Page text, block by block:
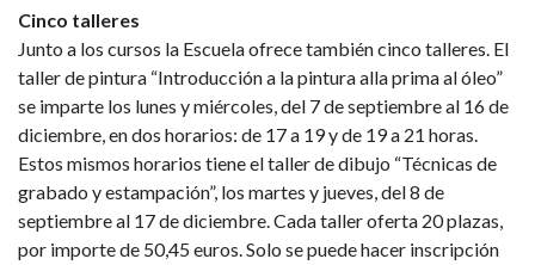
Cinco talleres
Junto a los cursos la Escuela ofrece también cinco talleres. El
taller de pintura “Introducción a la pintura alla prima al óleo”
se imparte los lunes y miércoles, del 7 de septiembre al 16 de
diciembre, en dos horarios: de 17 a 19 y de 19 a 21 horas.
Estos mismos horarios tiene el taller de dibujo “Técnicas de
grabado y estampación”, los martes y jueves, del 8 de
septiembre al 17 de diciembre. Cada taller oferta 20 plazas,
por importe de 50,45 euros. Solo se puede hacer inscripción